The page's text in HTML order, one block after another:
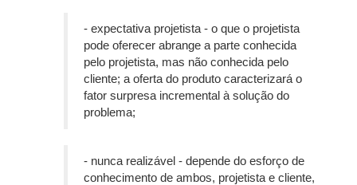
- expectativa projetista - o que o projetista
pode oferecer abrange a parte conhecida
pelo projetista, mas não conhecida pelo
cliente; a oferta do produto caracterizará o
fator surpresa incremental à solução do
problema;
- nunca realizável - depende do esforço de
conhecimento de ambos, projetista e cliente,